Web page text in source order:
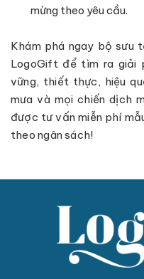
mừng theo yêu cầu.
Khám phá ngay bộ sưu
LogoGift để tìm ra giải
vững, thiết thực, hiệu
mưa và mọi chiến dịch
được tư vấn miễn phí
theo ngân sách!